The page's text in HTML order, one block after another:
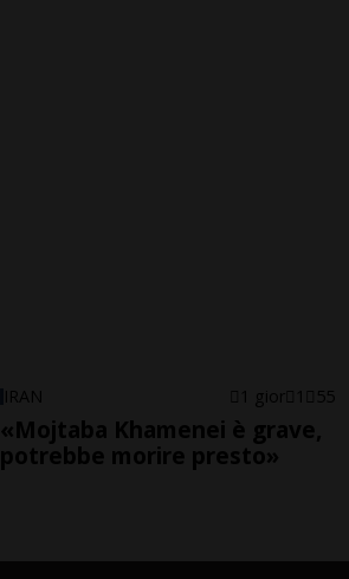
IRAN 1 gior 1 55
«Mojtaba Khamenei è grave,
potrebbe morire presto»